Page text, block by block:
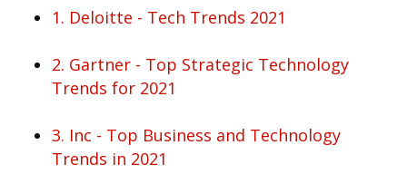
1. Deloitte - Tech Trends 2021
2. Gartner - Top Strategic Technology
Trends for 2021
3. Inc - Top Business and Technology
Trends in 2021